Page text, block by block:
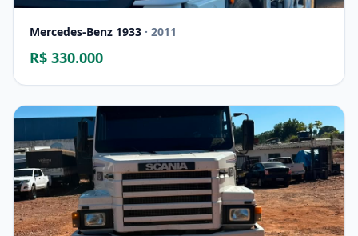
Mercedes-Benz 1933 · 2011
R$ 330.000